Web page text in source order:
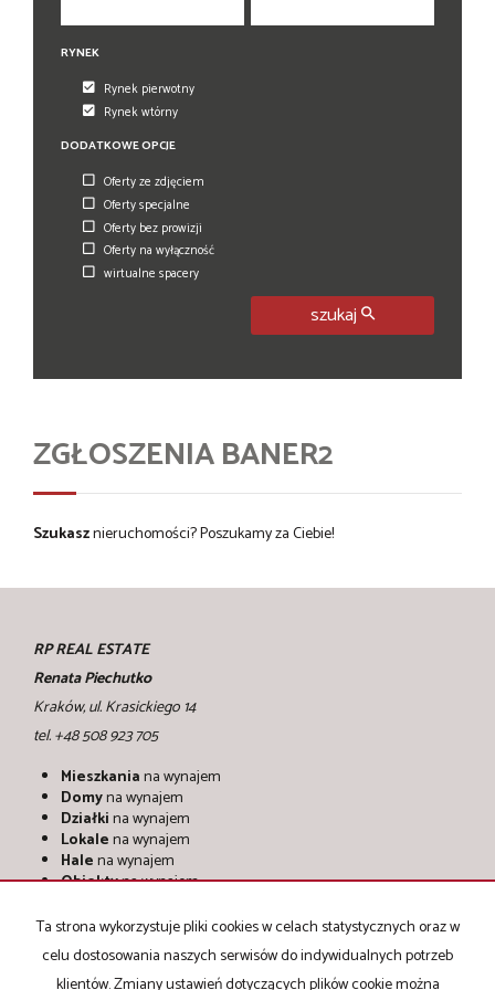
RYNEK
Rynek pierwotny
Rynek wtórny
DODATKOWE OPCJE
Oferty ze zdjęciem
Oferty specjalne
Oferty bez prowizji
Oferty na wyłączność
wirtualne spacery
szukaj
ZGŁOSZENIA BANER2
Szukasznieruchomości?Poszukamy za Ciebie!
RP REAL ESTATE
Renata Piechutko
Kraków, ul. Krasickiego 14
tel. +48 508 923 705
Mieszkaniana wynajem
Domyna wynajem
Działkina wynajem
Lokalena wynajem
Halena wynajem
Obiektyna wynajem
Mieszkaniana sprzedaż
Domyna sprzedaż
Działkina sprzedaż
Lokalena sprzedaż
Ta strona wykorzystuje pliki cookies w celach statystycznych oraz w
celu dostosowania naszych serwisów do indywidualnych potrzeb